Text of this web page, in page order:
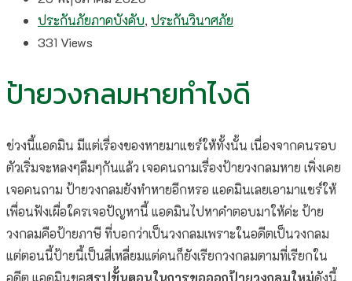
ประกันภัยภาคบังคับ, ประกันวินาศภัย
331 Views
ป้ายวงกลมหายทำไงดี
ช่วงนี้แอดมิน มีแต่เรื่องของหายมาแชร์ให้ทั้งนั้น เนื่องจากคนรอบ
ตัวเริ่มจะหลงๆลืมๆกันแล้ว เจอคนถามเรื่องป้ายวงกลมหาย เพิ่งเคย
เจอคนถาม ป้ายวงกลมยังทำหายอีกหรอ แอดมินเลยเอามาแชร์ให้
เพื่อนฟังเผื่อใครเจอปัญหานี้ แอดมินไปหาคำตอบมาให้ค่ะ ป้าย
วงกลมคือป้ายภาษี ที่บอกว่าเป็นวงกลมเพราะในอดีตเป็นวงกลม
แต่ตอนนี้ป้ายนี้เป็นสี่เหลื่ยมแต่คนก็ยังเรียกวงกลมตามที่เรียกใน
อดีต แอดมินขอสรุปขั้นตอนในการขอออกป้ายวงกลมใหม่ดังนี้